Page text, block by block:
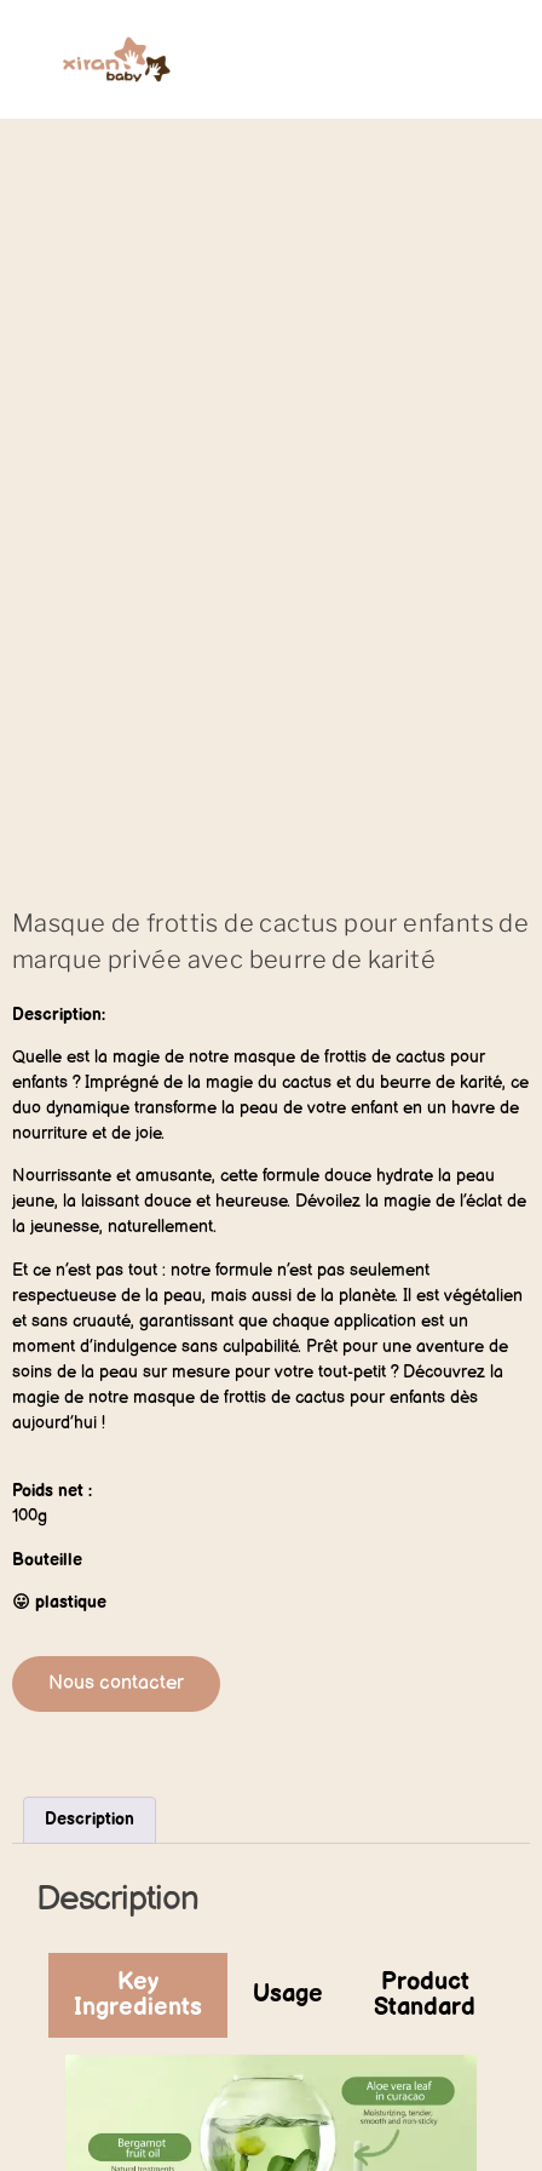
Masque de frottis de cactus pour enfants de
marque privée avec beurre de karité
Description:
Quelle est la magie de notre masque de frottis de cactus pour
enfants ? Imprégné de la magie du cactus et du beurre de karité, ce
duo dynamique transforme la peau de votre enfant en un havre de
nourriture et de joie.
Nourrissante et amusante, cette formule douce hydrate la peau
jeune, la laissant douce et heureuse. Dévoilez la magie de l’éclat de
la jeunesse, naturellement.
Et ce n’est pas tout : notre formule n’est pas seulement
respectueuse de la peau, mais aussi de la planète. Il est végétalien
et sans cruauté, garantissant que chaque application est un
moment d’indulgence sans culpabilité. Prêt pour une aventure de
soins de la peau sur mesure pour votre tout-petit ? Découvrez la
magie de notre masque de frottis de cactus pour enfants dès
aujourd’hui !
Poids net :
100g
Bouteille
😛 plastique
Nous contacter
Description
Description
Key
Ingredients
Usage
Product
Standard